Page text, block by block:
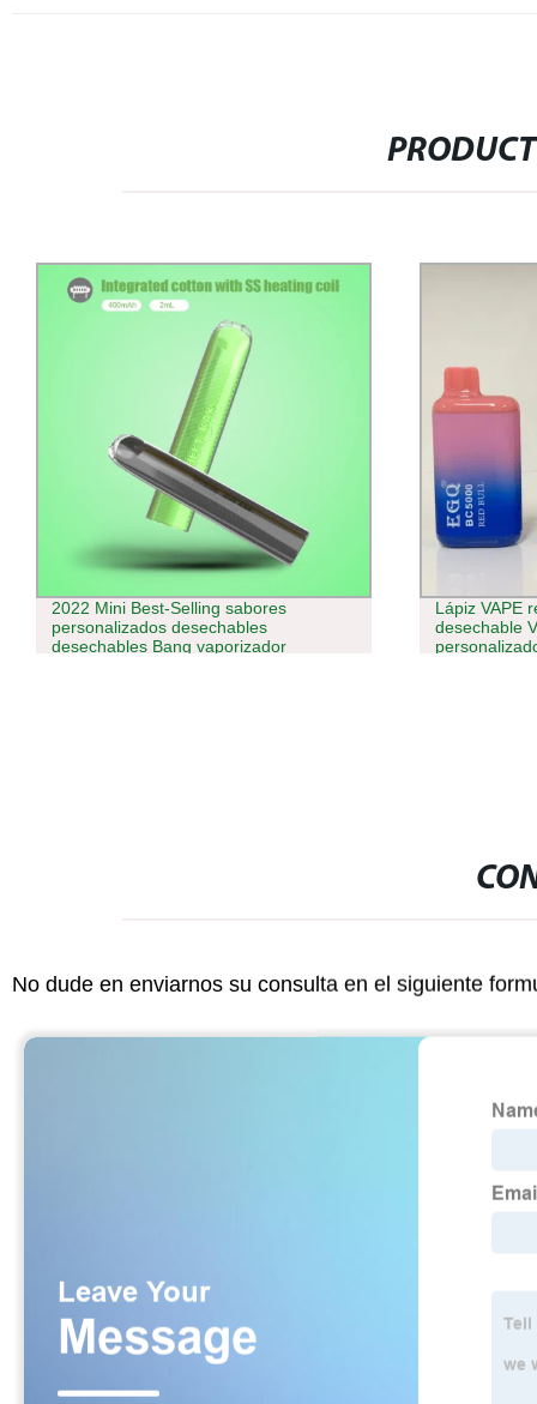
Lápiz VAPE recargable mayorista 14 ml
desechable VAPE Pen con Embalaje
personalizado
VAPE Veiik
Vaporizer
mayoristas
No dude en enviarnos su consulta en el siguiente